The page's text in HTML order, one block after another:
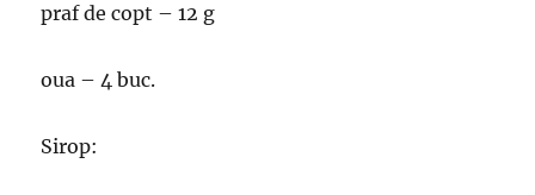
praf de copt – 12 g
oua – 4 buc.
Sirop: